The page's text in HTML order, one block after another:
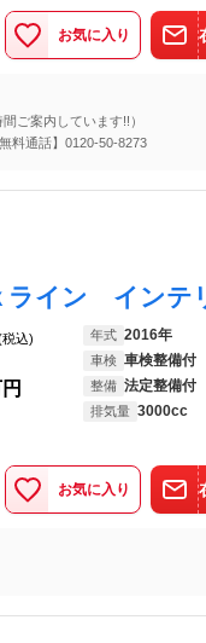
お気に入り
ご案内しています!!）
料通話】0120-50-8273
税込) 年式 2016年
車検 車検整備付
整備 法定整備付
排気量 3000cc
お気に入り